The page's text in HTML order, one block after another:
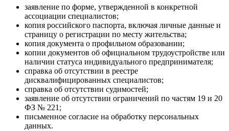
заявление по форме, утвержденной в конкретной
ассоциации специалистов;
копия российского паспорта, включая личные данные и
страницу о регистрации по месту жительства;
копия документа о профильном образовании;
копии документов об официальном трудоустройстве или
наличии статуса индивидуального предпринимателя;
справка об отсутствии в реестре
дисквалифицированных специалистов;
справка об отсутствии судимостей;
заявление об отсутствии ограничений по частям 19 и 20
ФЗ № 221;
письменное согласие на обработку персональных
данных.